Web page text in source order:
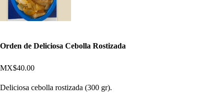
Orden de Deliciosa Cebolla Rostizada
MX$40.00
Deliciosa cebolla rostizada (300 gr).